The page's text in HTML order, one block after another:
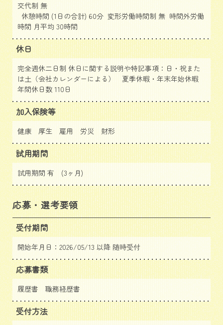
交代制 無
休憩時間 (1日の合計) 60分 変形労働時間制 無 時間外労働
時間 月平均 30時間
休日
完全週休二日制 休日に関する説明や特記事項：日・祝また
は土（会社カレンダーによる） 夏季休暇・年末年始休暇
年間休日数 110日
加入保険等
健康 厚生 雇用 労災 財形
試用期間
試用期間 有 (3ヶ月)
応募・選考要領
受付期間
開始年月日：2026/05/13 以降 随時受付
応募書類
履歴書 職務経歴書
受付方法